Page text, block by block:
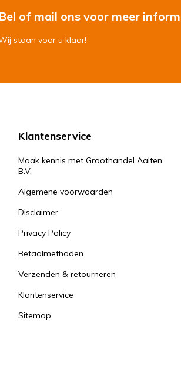
Bel of mail ons voor meer
staan voor u klaar!
Klantenservice
Maak kennis met Groothandel Aalten
B.V.
Algemene voorwaarden
Disclaimer
Privacy Policy
Betaalmethoden
Verzenden & retourneren
Klantenservice
Sitemap